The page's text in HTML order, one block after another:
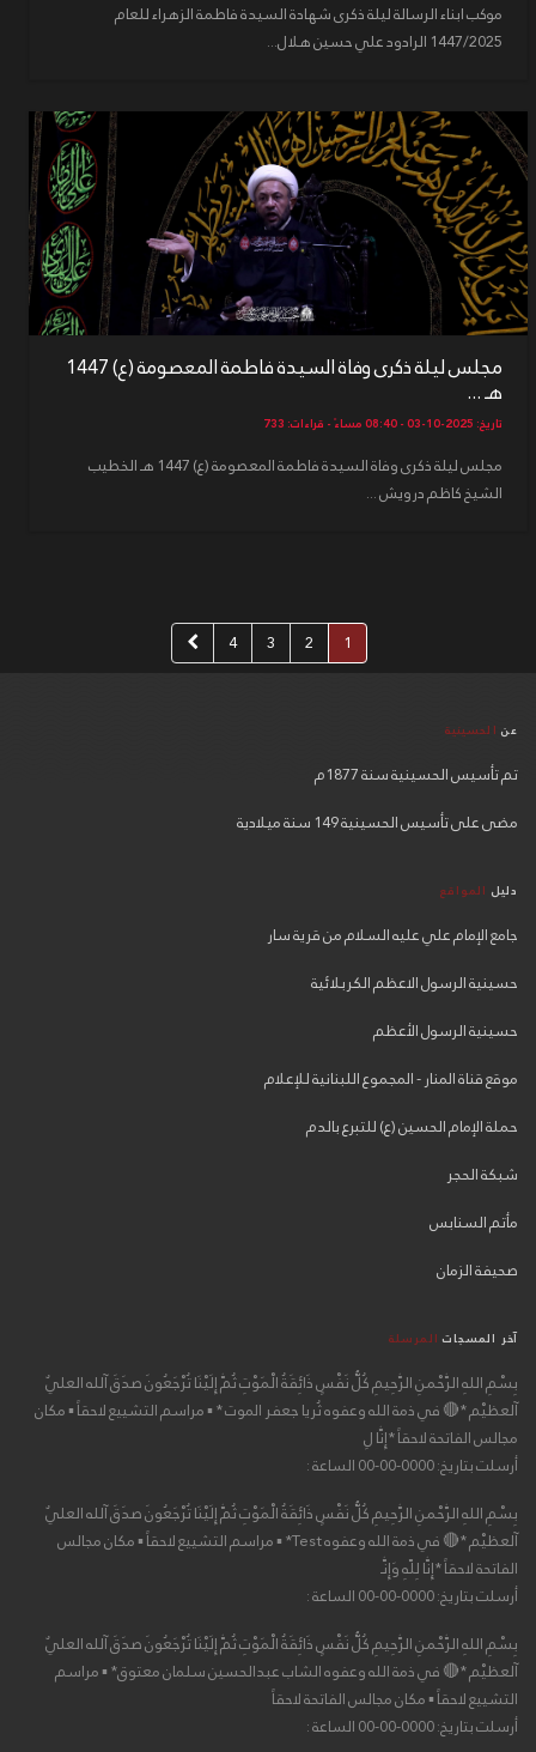
موكب ابناء الرسالة ليلة ذكرى شهادة السيدة فاطمة الزهراء للعام
1447/2025 الرادود علي حسين هلال...
مجلس ليلة ذكرى وفاة السيدة فاطمة المعصومة (ع) 1447
هـ ...
تاريخ: 2025-10-03 - 08:40 مساءً - قراءات: 733
مجلس ليلة ذكرى وفاة السيدة فاطمة المعصومة (ع) 1447 هـ الخطيب
الشيخ كاظم درويش ...
1
2
3
4
عن الحسينية
تم تأسيس الحسينية سنة 1877م
مضى على تأسيس الحسينية 149 سنة ميلادية
دليل المواقع
جامع الإمام علي عليه السلام من قرية سار
حسينية الرسول الاعظم الكربلائية
حسينية الرسول الأعظم
موقع قناة المنار - المجموع اللبنانية للإعلام
حملة الإمام الحسين (ع) للتبرع بالدم
شبكة الحجر
مأتم السنابس
صحيفة الزمان
آخر المسجات المرسلة
بِسْمِ اللهِ الرَّحْمنِ الرَّحِيمِ كُلُّ نَفْسٍ ذَائِقَةُ الْمَوْتِ ثُمَّ إِلَيْنَا تُرْجَعُونَ صدَقَ آلله العليٌ
آلعظيْم *🔴 في ذمة الله وعفوه ثُريا جعفر الموت * ▪ مراسم التشييع لاحقاً ▪ مكان
مجالس الفاتحة لاحقاً *إِنَّا لِ
أرسلت بتاريخ: 0000-00-00 الساعة :
بِسْمِ اللهِ الرَّحْمنِ الرَّحِيمِ كُلُّ نَفْسٍ ذَائِقَةُ الْمَوْتِ ثُمَّ إِلَيْنَا تُرْجَعُونَ صدَقَ آلله العليٌ
آلعظيْم *🔴 في ذمة الله وعفوه Test* ▪ مراسم التشييع لاحقاً ▪ مكان مجالس
الفاتحة لاحقاً *إِنَّا لِلّهِ وَإِنَّـ
أرسلت بتاريخ: 0000-00-00 الساعة :
بِسْمِ اللهِ الرَّحْمنِ الرَّحِيمِ كُلُّ نَفْسٍ ذَائِقَةُ الْمَوْتِ ثُمَّ إِلَيْنَا تُرْجَعُونَ صدَقَ آلله العليٌ
آلعظيْم *🔴 في ذمة الله وعفوه الشاب عبدالحسين سلمان معتوق* ▪ مراسم
التشييع لاحقاً ▪ مكان مجالس الفاتحة لاحقاً
أرسلت بتاريخ: 0000-00-00 الساعة :